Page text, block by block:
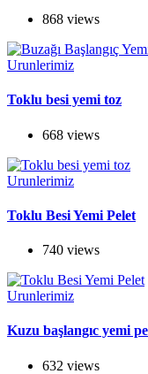
868 views
Urunlerimiz
Toklu besi yemi toz
668 views
Urunlerimiz
Toklu Besi Yemi Pelet
740 views
Urunlerimiz
Kuzu başlangıc yemi
632 views